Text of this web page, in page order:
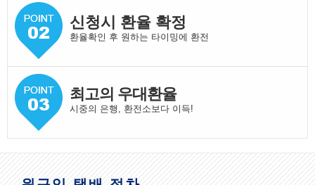
신청시 환율 확정
환율확인 후 원하는 타이밍에 환전
최고의 우대환율
시중의 은행, 환전소보다 이득!